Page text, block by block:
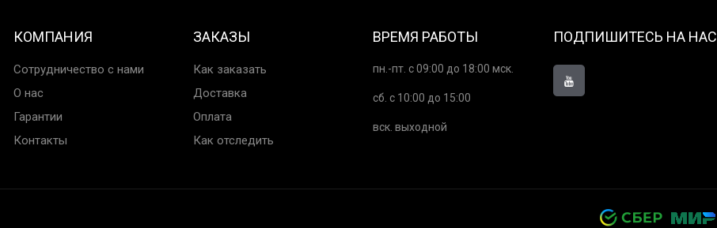
КОМПАНИЯ
Сотрудничество с нами
О нас
Гарантии
Контакты
ЗАКАЗЫ
Как заказать
Доставка
Оплата
Как отследить
ВРЕМЯ РАБОТЫ
пн.-пт. с 09:00 до 18:00 мск.
сб. с 10:00 до 15:00
вск. выходной
ПОДПИШИТЕСЬ НА НАС